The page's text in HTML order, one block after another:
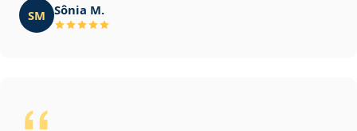
SM Sônia M.